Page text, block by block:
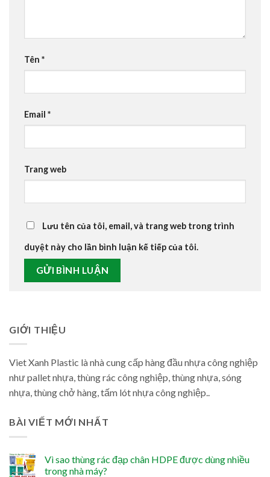
Tên *
Email *
Trang web
Lưu tên của tôi, email, và trang web trong trình
duyệt này cho lần bình luận kế tiếp của tôi.
GIỚI THIỆU
Viet Xanh Plastic là nhà cung cấp hàng đầu nhựa công nghiệp
như pallet nhựa, thùng rác công nghiệp, thùng nhựa, sóng
nhựa, thùng chở hàng, tấm lót nhựa công nghiệp..
BÀI VIẾT MỚI NHẤT
Vì sao thùng rác đạp chân HDPE được dùng nhiều
trong nhà máy?